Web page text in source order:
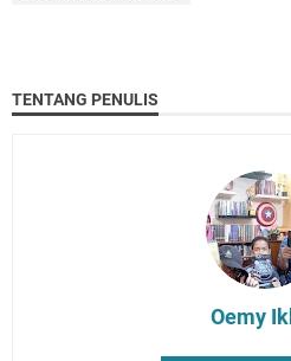
TENTANG PENULIS
Oemy